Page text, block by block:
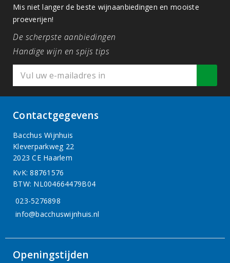
Mis niet langer de beste wijnaanbiedingen en mooiste
proeverijen!
De scherpste aanbiedingen
Handige wijn en spijs tips
Contactgegevens
Bacchus Wijnhuis
Kleverparkweg 22
2023 CE Haarlem
KvK: 88761576
BTW: NL004664479B04
023-5276898
info@bacchuswijnhuis.nl
Openingstijden